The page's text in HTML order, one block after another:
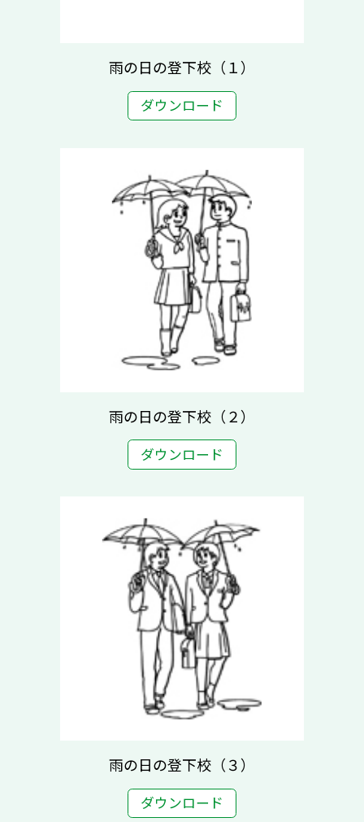
雨の日の登下校（１）
ダウンロード
雨の日の登下校（２）
ダウンロード
雨の日の登下校（３）
ダウンロード